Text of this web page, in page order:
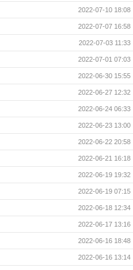
2022-07-10 18:08
2022-07-07 16:58
2022-07-03 11:33
2022-07-01 07:03
2022-06-30 15:55
2022-06-27 12:32
2022-06-24 06:33
2022-06-23 13:00
2022-06-22 20:58
2022-06-21 16:18
2022-06-19 19:32
2022-06-19 07:15
2022-06-18 12:34
2022-06-17 13:16
2022-06-16 18:48
2022-06-16 13:14